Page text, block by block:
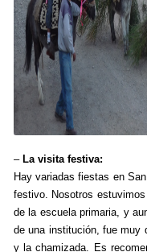
– La visita festiva:
Hay variadas fiestas en
festivo. Nosotros
de la escuela primaria, y
de una institución, fue muy
y la chamizada. Es